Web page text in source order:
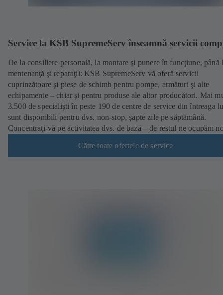
Service la KSB SupremeServ înseamnă servicii
De la consiliere personală, la montare şi punere în funcţiune, până
mentenanţă şi reparaţii: KSB SupremeServ vă oferă servicii
cuprinzătoare şi piese de schimb pentru pompe, armături şi alte
echipamente – chiar şi pentru produse ale altor producători. Mai
3.500 de specialişti în peste 190 de centre de service din întreaga
sunt disponibili pentru dvs. non-stop, şapte zile pe săptămână.
Concentraţi-vă pe activitatea dvs. de bază – de restul ne ocupăm
Către toate ofertele de service